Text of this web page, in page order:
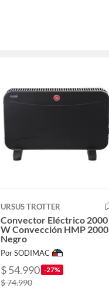
URSUS TROTTER
Convector Eléctrico 2000
W Convección HMP 2000
Negro
Por SODIMAC
$ 54.990 -27%
$ 74.990